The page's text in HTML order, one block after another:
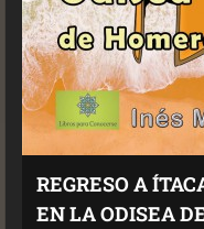
REGRESO A
EN LA ODISEA